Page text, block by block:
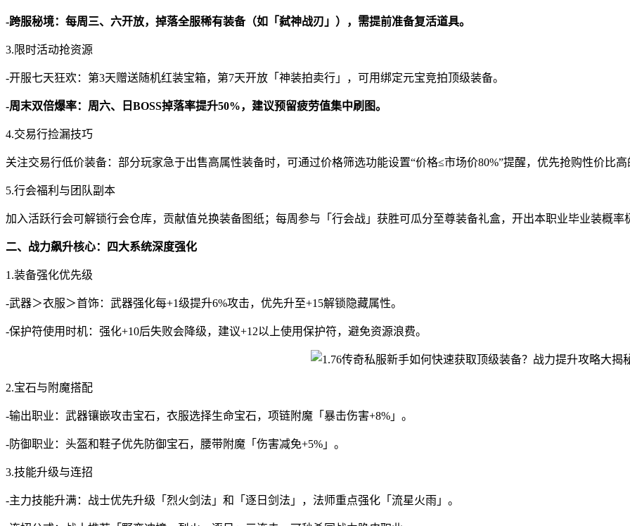
-跨服秘境：每周三、六开放，掉落全服稀有装备（如「弑神战刃」），需提前准备复活道具。
3.限时活动抢资源
-开服七天狂欢：第3天赠送随机红装宝箱，第7天开放「神装拍卖行」，可用绑定元宝竞拍顶级装备。
-周末双倍爆率：周六、日BOSS掉落率提升50%，建议预留疲劳值集中刷图。
4.交易行捡漏技巧
关注交易行低价装备：部分玩家急于出售高属性装备时，可通过价格筛选功能设置“价格≤市场价80%”提醒，优先抢购性价比
5.行会福利与团队副本
加入活跃行会可解锁行会仓库，贡献值兑换装备图纸；每周参与「行会战」获胜可瓜分至尊装备礼盒，开出本职业毕业装概率
二、战力飙升核心：四大系统深度强化
1.装备强化优先级
-武器＞衣服＞首饰：武器强化每+1级提升6%攻击，优先升至+15解锁隐藏属性。
-保护符使用时机：强化+10后失败会降级，建议+12以上使用保护符，避免资源浪费。
2.宝石与附魔搭配
-输出职业：武器镶嵌攻击宝石，衣服选择生命宝石，项链附魔「暴击伤害+8%」。
-防御职业：头盔和鞋子优先防御宝石，腰带附魔「伤害减免+5%」。
3.技能升级与连招
-主力技能升满：战士优先升级「烈火剑法」和「逐日剑法」，法师重点强化「流星火雨」。